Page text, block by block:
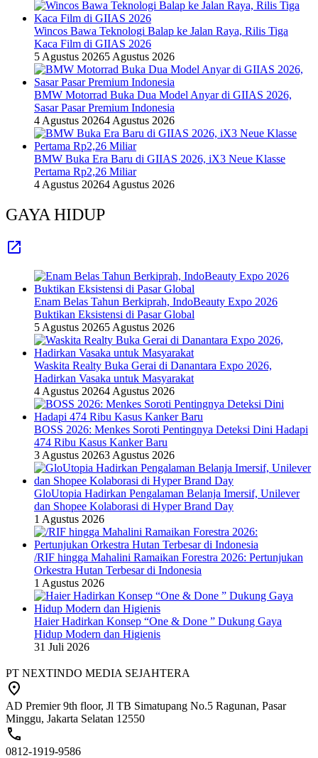
Wincos Bawa Teknologi Balap ke Jalan Raya, Rilis Tiga
Kaca Film di GIIAS 2026
5 Agustus 20265 Agustus 2026
BMW Motorrad Buka Dua Model Anyar di GIIAS 2026,
Sasar Pasar Premium Indonesia
4 Agustus 20264 Agustus 2026
BMW Buka Era Baru di GIIAS 2026, iX3 Neue Klasse
Pertama Rp2,26 Miliar
4 Agustus 20264 Agustus 2026
GAYA HIDUP
Enam Belas Tahun Berkiprah, IndoBeauty Expo 2026
Buktikan Eksistensi di Pasar Global
5 Agustus 20265 Agustus 2026
Waskita Realty Buka Gerai di Danantara Expo 2026,
Hadirkan Vasaka untuk Masyarakat
4 Agustus 20264 Agustus 2026
BOSS 2026: Menkes Soroti Pentingnya Deteksi Dini Hadapi
474 Ribu Kasus Kanker Baru
3 Agustus 20263 Agustus 2026
GloUtopia Hadirkan Pengalaman Belanja Imersif, Unilever
dan Shopee Kolaborasi di Hyper Brand Day
1 Agustus 2026
/RIF hingga Mahalini Ramaikan Forestra 2026: Pertunjukan
Orkestra Hutan Terbesar di Indonesia
1 Agustus 2026
Haier Hadirkan Konsep “One & Done ” Dukung Gaya
Hidup Modern dan Higienis
31 Juli 2026
PT NEXTINDO MEDIA SEJAHTERA
AD Premier 9th floor, Jl TB Simatupang No.5 Ragunan, Pasar
Minggu, Jakarta Selatan 12550
0812-1919-9586